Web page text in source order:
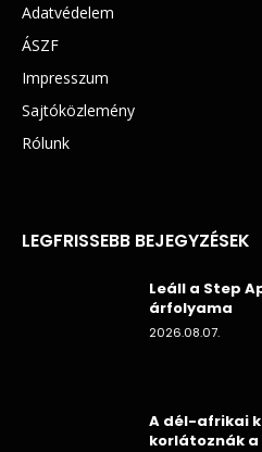
Adatvédelem
ÁSZF
Impresszum
Sajtóközlemény
Rólunk
LEGFRISSEBB BEJEGYZÉSEK
Leáll a Step
árfolyama
2026.08.07.
A dél-afrikai
korlátoznák